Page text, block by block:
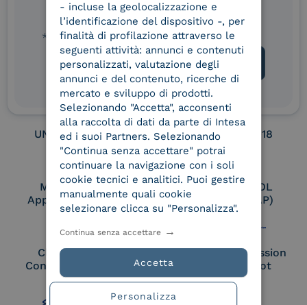
Conservatore
qualificato
UNI EN ISO 37001
UNI EN ISO 9001 UNI EN ISO 27001
UNI EN ISO 27017 UNI EN ISO 27018
Membro Adobe
Approved Trust List
Certified PEPPOL
Access Point (AP)
Cloud Signature
Consortium Member
European Commission
Large Scale Pilot
Member
* campo obbligatorio
- incluse la geolocalizzazione e
l’identificazione del dispositivo -, per
finalità di profilazione attraverso le
seguenti attività: annunci e contenuti
personalizzati, valutazione degli
annunci e del contenuto, ricerche di
mercato e sviluppo di prodotti.
Selezionando "Accetta", acconsenti
alla raccolta di dati da parte di Intesa
ed i suoi Partners. Selezionando
"Continua senza accettare" potrai
continuare la navigazione con i soli
cookie tecnici e analitici. Puoi gestire
manualmente quali cookie
selezionare clicca su "Personalizza".
Accetta
Continua senza accettare
Personalizza